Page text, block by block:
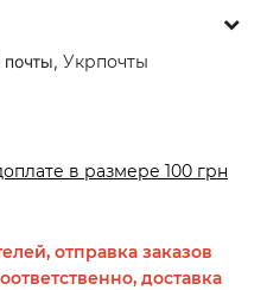
почты, Укрпочты
в размере 100 грн
отправка заказов
доставка